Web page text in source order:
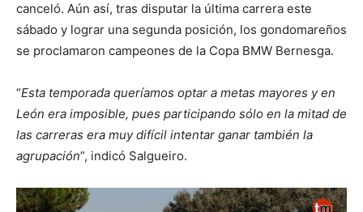
canceló. Aún así, tras disputar la última carrera este
sábado y lograr una segunda posición, los gondomareños
se proclamaron campeones de la Copa BMW Bernesga.
“Esta temporada queríamos optar a metas mayores y en
León era imposible, pues participando sólo en la mitad de
las carreras era muy difícil intentar ganar también la
agrupación”, indicó Salgueiro.